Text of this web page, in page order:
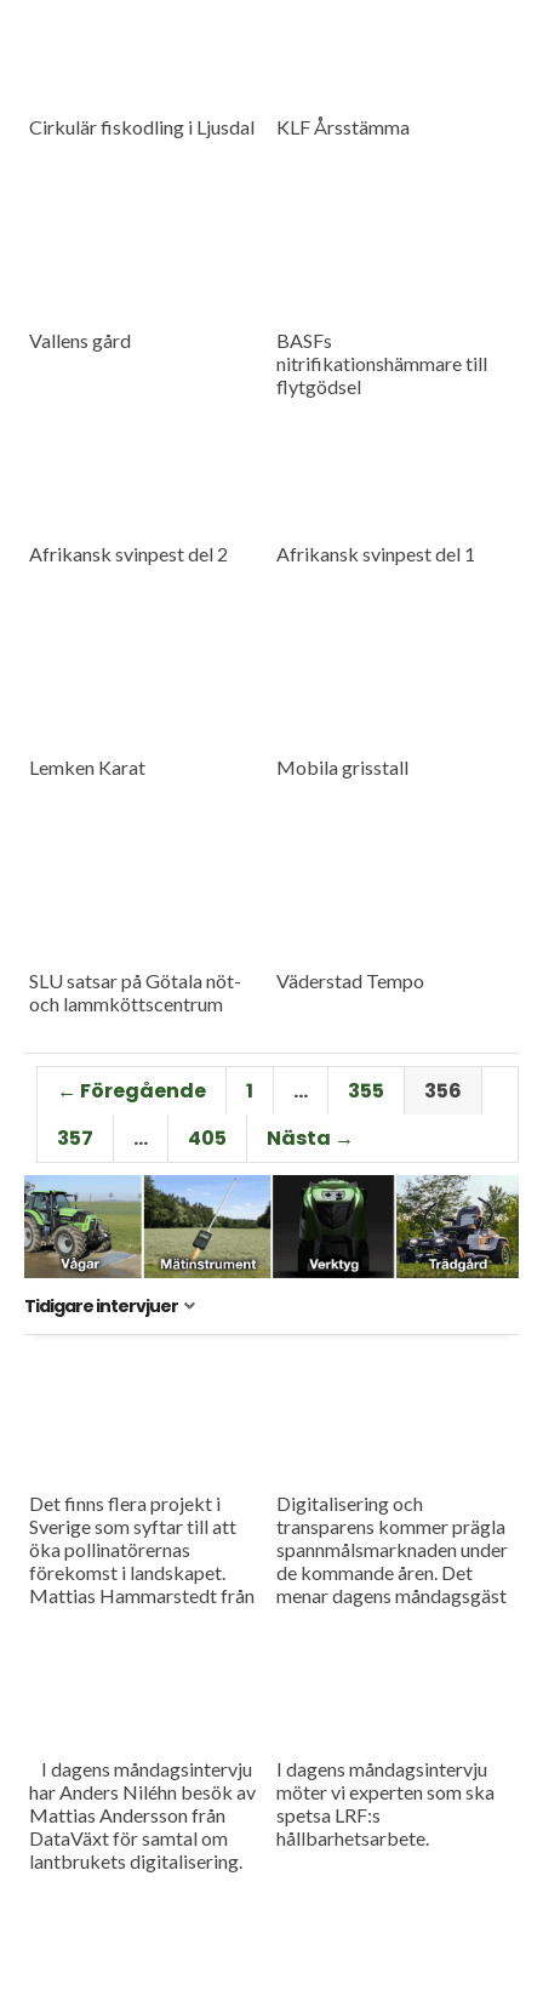
Cirkulär fiskodling i Ljusdal KLF Årsstämma
Vallens gård
BASFs
nitrifikationshämmare till
flytgödsel
Afrikansk svinpest del 2 Afrikansk svinpest del 1
Lemken Karat Mobila grisstall
SLU satsar på Götala nöt-
och lammköttscentrum
Väderstad Tempo
← Föregående 1 … 355
356
357
… 405 Nästa →
Tidigare intervjuer
Det finns flera projekt i
Sverige som syftar till att
öka pollinatörernas
förekomst i landskapet.
Mattias Hammarstedt från
Digitalisering och
transparens kommer prägla
spannmålsmarknaden under
de kommande åren. Det
menar dagens måndagsgäst
spannmålsmarknaden.
I dagens måndagsintervju
har Anders Niléhn besök av
Mattias Andersson från
DataVäxt för samtal om
lantbrukets digitalisering.
I dagens måndagsintervju
möter vi experten som ska
spetsa LRF:s
hållbarhetsarbete.